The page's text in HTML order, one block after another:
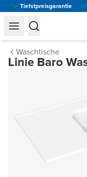
Tiefstpreisgarantie
Waschtische
Linie Baro